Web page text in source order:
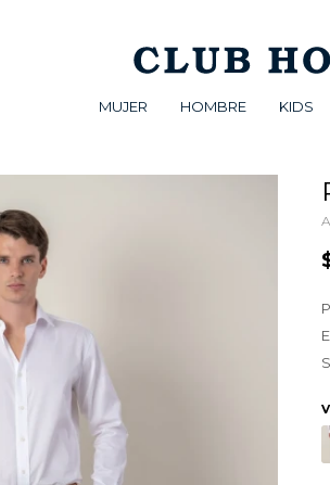
MUJER HOMBRE KIDS